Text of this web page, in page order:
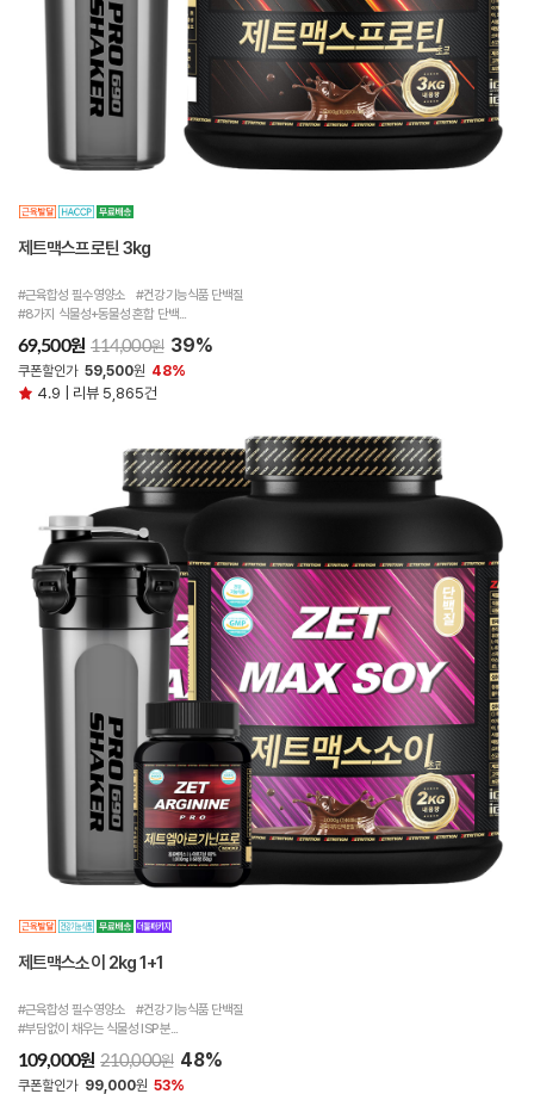
제트맥스프로틴 3kg
#근육합성 필수영양소 #건강기능식품 단백질
#8가지 식물성+동물성 혼합 단백...
69,500원 114,000원 39%
쿠폰할인가 59,500원 48%
4.9 | 리뷰 5,865건
제트맥스소이 2kg 1+1
#근육합성 필수영양소 #건강기능식품 단백질
#부담없이 채우는 식물성 ISP 분...
109,000원 210,000원 48%
쿠폰할인가 99,000원 53%